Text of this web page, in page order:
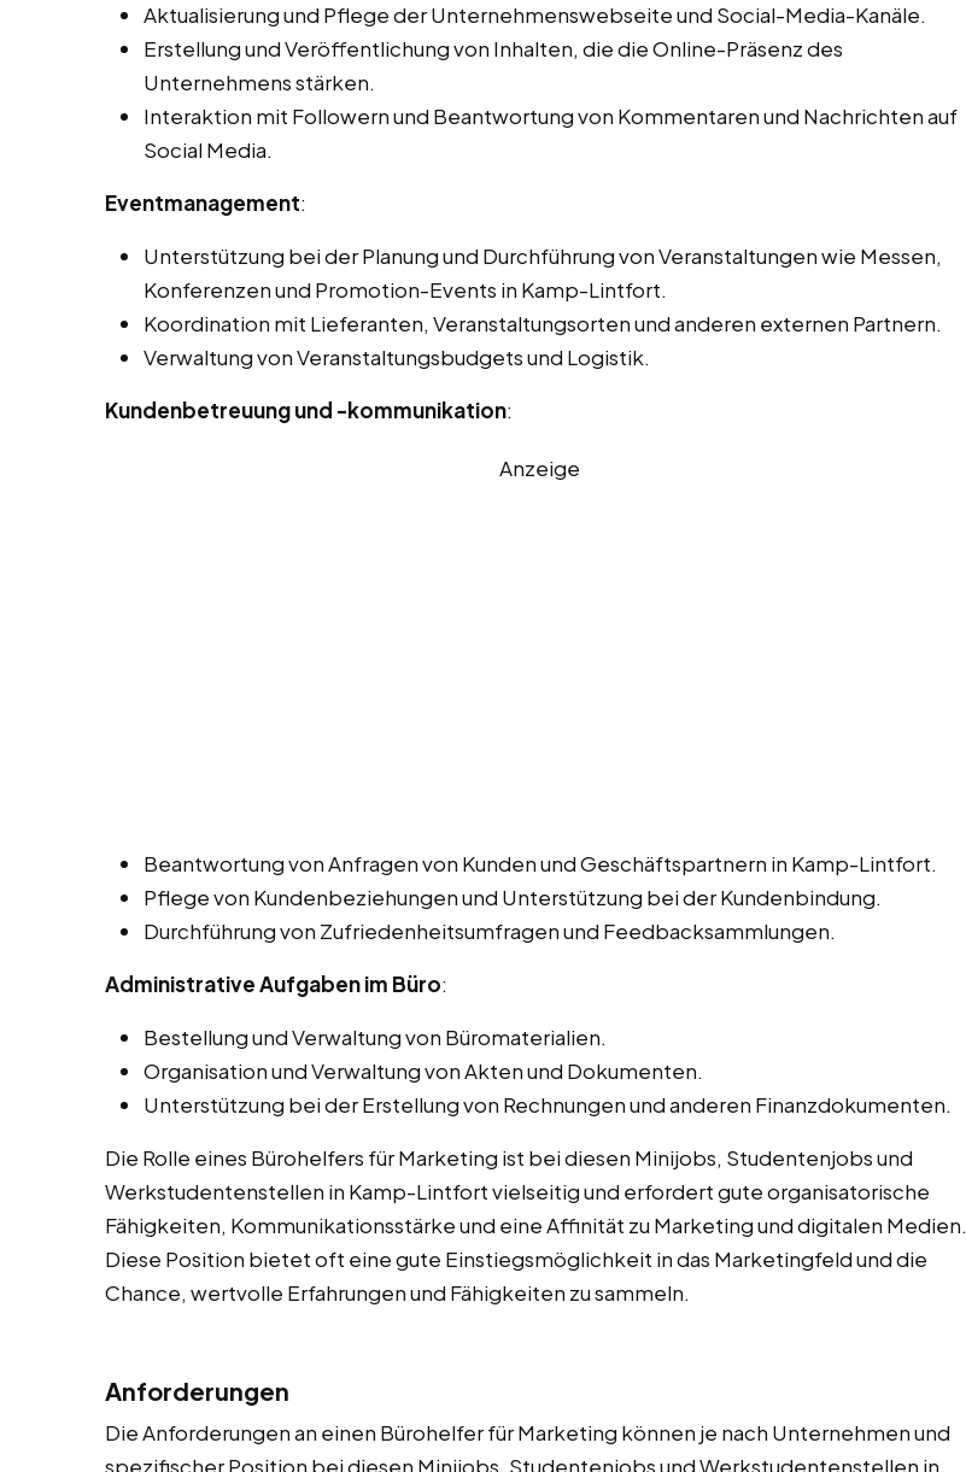
Aktualisierung und Pflege der Unternehmenswebseite und Social-Media-Kanäle.
Erstellung und Veröffentlichung von Inhalten, die die Online-Präsenz des
Unternehmens stärken.
Interaktion mit Followern und Beantwortung von Kommentaren und Nachrichten auf
Social Media.
Eventmanagement:
Unterstützung bei der Planung und Durchführung von Veranstaltungen wie Messen,
Konferenzen und Promotion-Events in Kamp-Lintfort.
Koordination mit Lieferanten, Veranstaltungsorten und anderen externen Partnern.
Verwaltung von Veranstaltungsbudgets und Logistik.
Kundenbetreuung und -kommunikation:
Anzeige
Beantwortung von Anfragen von Kunden und Geschäftspartnern in Kamp-Lintfort.
Pflege von Kundenbeziehungen und Unterstützung bei der Kundenbindung.
Durchführung von Zufriedenheitsumfragen und Feedbacksammlungen.
Administrative Aufgaben im Büro:
Bestellung und Verwaltung von Büromaterialien.
Organisation und Verwaltung von Akten und Dokumenten.
Unterstützung bei der Erstellung von Rechnungen und anderen Finanzdokumenten.
Die Rolle eines Bürohelfers für Marketing ist bei diesen Minijobs, Studentenjobs und
Werkstudentenstellen in Kamp-Lintfort vielseitig und erfordert gute organisatorische
Fähigkeiten, Kommunikationsstärke und eine Affinität zu Marketing und digitalen Medien.
Diese Position bietet oft eine gute Einstiegsmöglichkeit in das Marketingfeld und die
Chance, wertvolle Erfahrungen und Fähigkeiten zu sammeln.
Anforderungen
Die Anforderungen an einen Bürohelfer für Marketing können je nach Unternehmen und
spezifischer Position bei diesen Minijobs, Studentenjobs und Werkstudentenstellen in